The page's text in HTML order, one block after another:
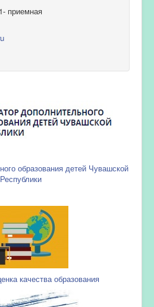
приемная
образования детей Чувашской
Республики
качества образования